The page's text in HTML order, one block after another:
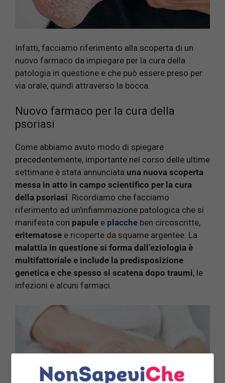
Infatti, facciamo riferimento alla scoperta di un
nuovo farmaco da impiegare per la cura della
patologia in questione e che può essere preso per
via orale, quindi attraverso la bocca.
Nuovo farmaco per la cura della
psoriasi
Come abbiamo avuto modo di spiegare
precedentemente, importante nel corso delle ultime
settimane è stata annunciata una nuova scoperta
messa in atto in campo scientifico per la cura
della psoriasi. Ricordiamo che facciamo
riferimento ad un’infiammazione patologica che si
manifesta con papule e placche ben circoscritte,
eritematose e ricoperte da squame argentee. La
malattia in questione si forma dall’eziologia è
multifattoriale e include la predisposizione
genetica e che spesso si scatena dopo traumi, le
infezioni e alcuni farmaci.